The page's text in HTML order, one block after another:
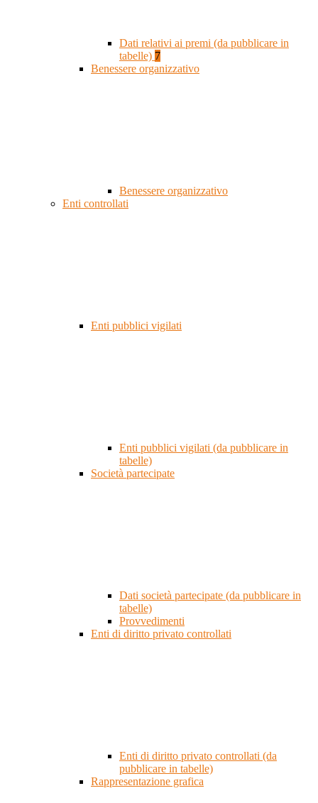
Dati relativi ai premi (da pubblicare in
tabelle) 7
Benessere organizzativo
Benessere organizzativo
Enti controllati
Enti pubblici vigilati
Enti pubblici vigilati (da pubblicare in
tabelle)
Società partecipate
Dati società partecipate (da pubblicare in
tabelle)
Provvedimenti
Enti di diritto privato controllati
Enti di diritto privato controllati (da
pubblicare in tabelle)
Rappresentazione grafica